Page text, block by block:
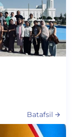
Batafsil